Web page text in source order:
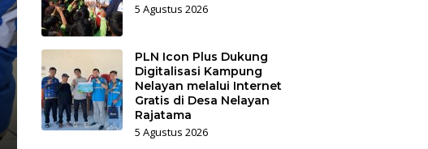
5 Agustus 2026
PLN Icon Plus Dukung
Digitalisasi Kampung
Nelayan melalui Internet
Gratis di Desa Nelayan
Rajatama
5 Agustus 2026